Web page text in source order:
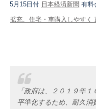
5月15日付 日本経済新聞 有料
拡充、住宅・車購入しやすく
「政府は、２０１９年
平準化するため、耐久消